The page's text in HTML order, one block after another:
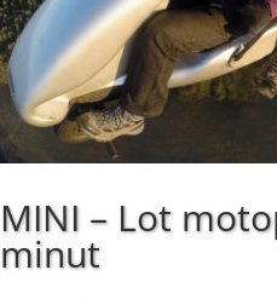
MINI – Lot
minut